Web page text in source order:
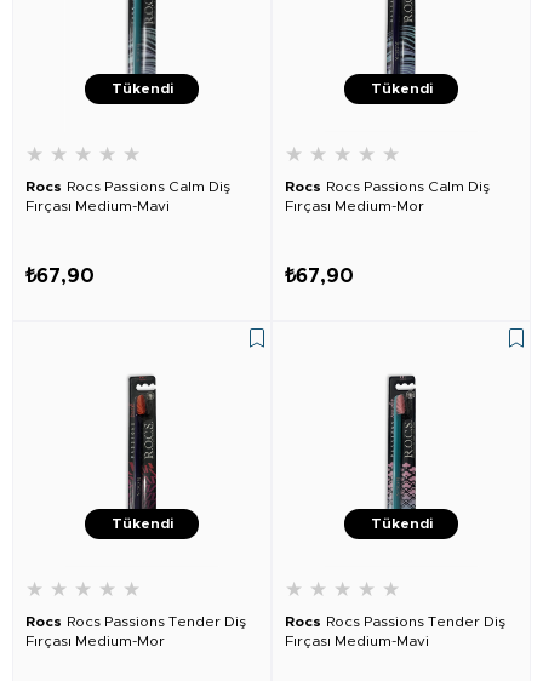
Tükendi
★ ★ ★ ★ ★
Rocs Rocs Passions Calm Diş
Fırçası Medium-Mavi
₺67,90
Tükendi
★ ★ ★ ★ ★
Rocs Rocs Passions Calm Diş
Fırçası Medium-Mor
₺67,90
Tükendi
★ ★ ★ ★ ★
Rocs Rocs Passions Tender Diş
Fırçası Medium-Mor
Tükendi
★ ★ ★ ★ ★
Rocs Rocs Passions Tender Diş
Fırçası Medium-Mavi